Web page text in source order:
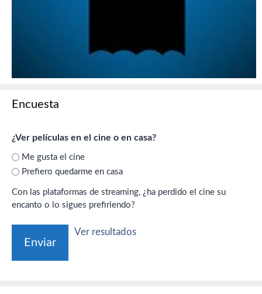
Encuesta
¿Ver películas en el cine o en casa?
Me gusta el cine
Prefiero quedarme en casa
Con las plataformas de streaming, ¿ha perdido el cine su
encanto o lo sigues prefiriendo?
Ver resultados